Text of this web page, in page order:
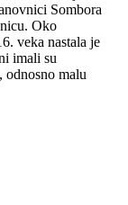
Sombora
Oko
veka nastala je
imali su
odnosno malu